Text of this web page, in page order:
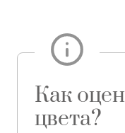
Как
цвета?